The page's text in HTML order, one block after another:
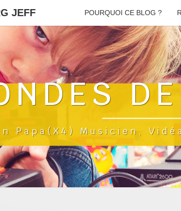
JEFF POURQUOI CE BLOG ?
Papa(x4) Musicien,